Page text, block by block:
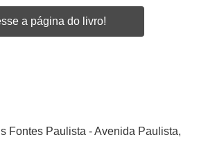
a página do livro!
Fontes Paulista - Avenida Paulista,